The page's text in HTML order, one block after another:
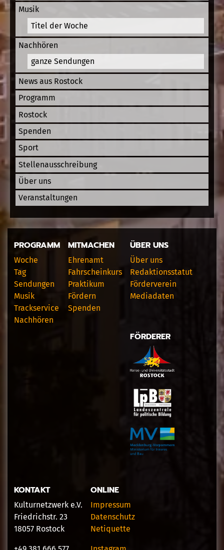
Musik
Titel der Woche
Nachhören
ganze Sendungen
News aus Rostock
Programm
Rostock
Spenden
Sport
Stellenausschreibung
Über uns
Veranstaltungen
PROGRAMM
Woche
Tag
Sendungen
Musik
Trackservice
Nachhören
MITMACHEN
Ehrenamt
Fahrscheinkurs
Praktikum
Fördern
Spenden
ÜBER UNS
Über uns
Redaktionsstatut
Förderverein
Mediadaten
FÖRDERER
KONTAKT
Kulturnetzwerk e.V.
Friedrichstr. 23
18057 Rostock
ONLINE
Impressum
Datenschutz
Netiquette